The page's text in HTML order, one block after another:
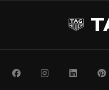
FacebookInstagram